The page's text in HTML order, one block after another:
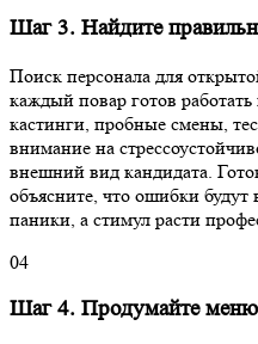
Шаг 3. Найдите
Поиск персонала для
каждый повар готов
кастинги, пробные смены,
внимание на
внешний вид кандидата.
объясните, что ошибки
паники, а стимул расти
04
Шаг 4. Продумайте меню